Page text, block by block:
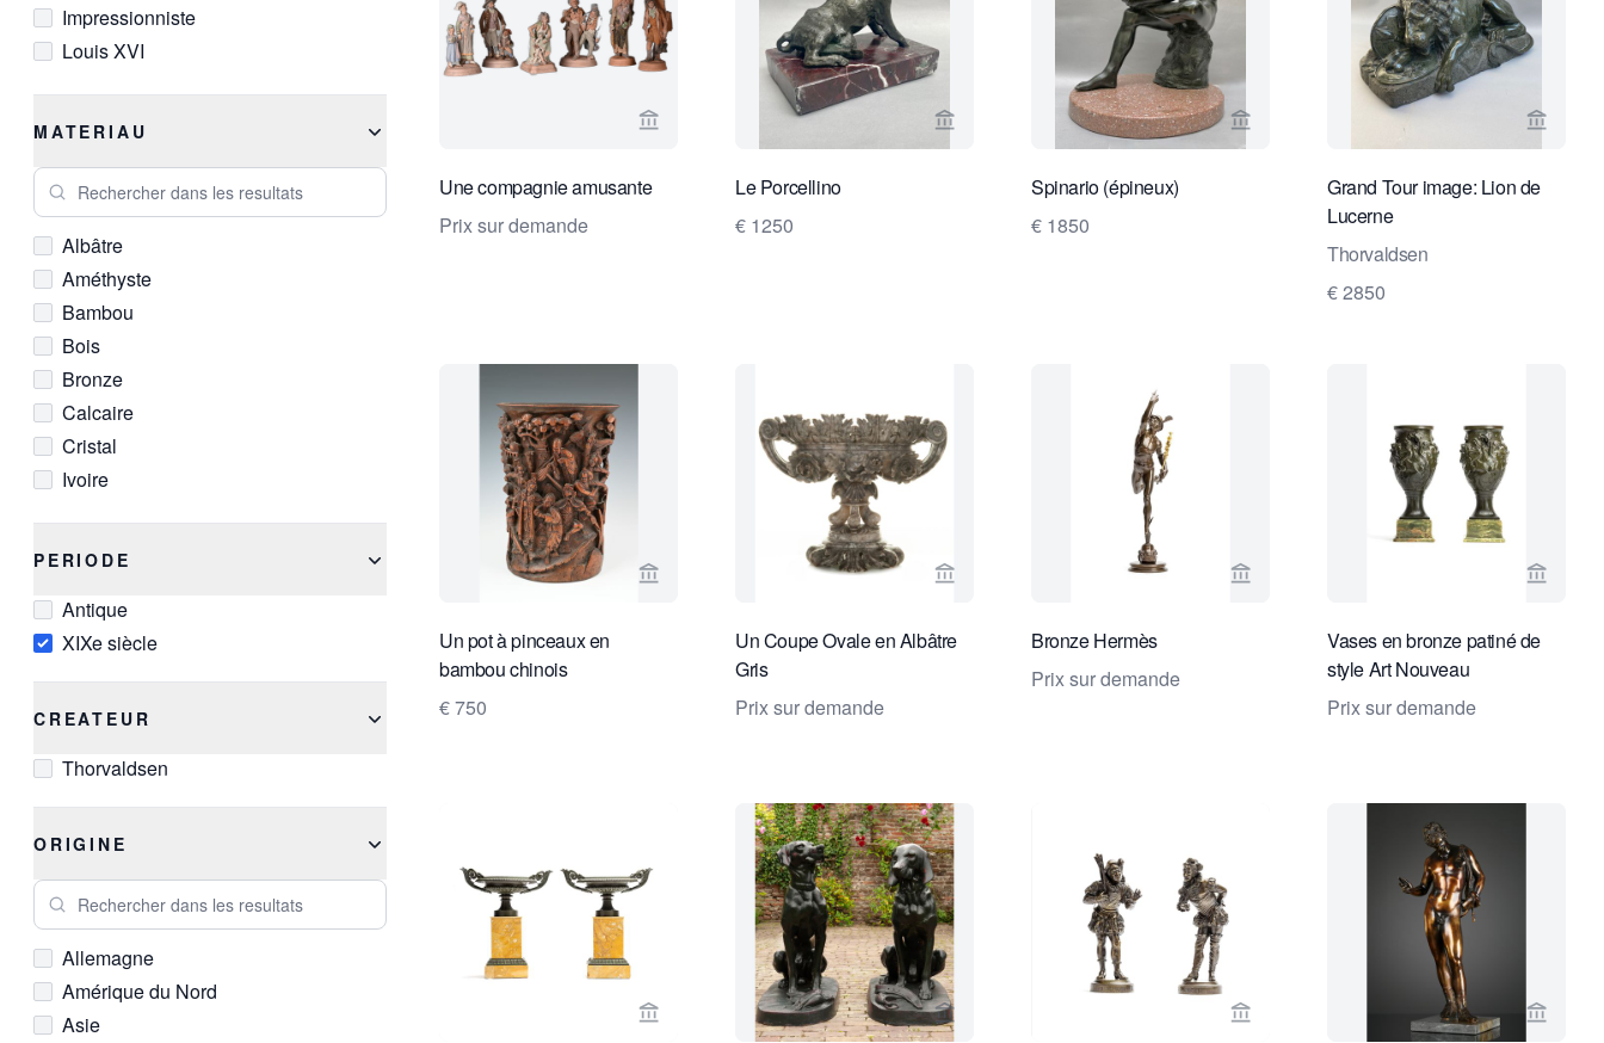
Impressionniste
Louis XVI
Renaissance
Romantique
MATERIAU
Rechercher dans les resultats
Albâtre
Améthyste
Bambou
Bois
Bronze
Calcaire
Cristal
Ivoire
Noyer
Porcelaine
Verre
PERIODE
Antique
XIXe siècle
CREATEUR
Thorvaldsen
ORIGINE
Rechercher dans les resultats
Allemagne
Amérique du Nord
Asie
Voir la page vendeur de Limburg Antiquairs
Une compagnie amusante
Prix sur demande
Voir la page vendeur de Robert Schreuder Antiquair
Le Porcellino
€ 1250
Voir la page vendeur de Robert Schreuder
Spinario (épineux)
€ 1850
Voir la
Grand Tour image: Lion de
Lucerne
Thorvaldsen
€ 2850
Voir la page vendeur de Limburg Antiquairs
Un pot à pinceaux en
bambou chinois
€ 750
Voir la page vendeur de Van Nie Antiquairs
Un Coupe Ovale en Albâtre
Gris
Prix sur demande
Voir la page vendeur de Toebosch
Bronze Hermès
Prix sur demande
Voir la
Vases en bronze patiné de
style Art Nouveau
Prix sur demande
Voir la page vendeur de Toebosch AntiquesVoir la page vendeur de Van Nie AntiquairsVoir la page vendeur de ToeboschVoir la